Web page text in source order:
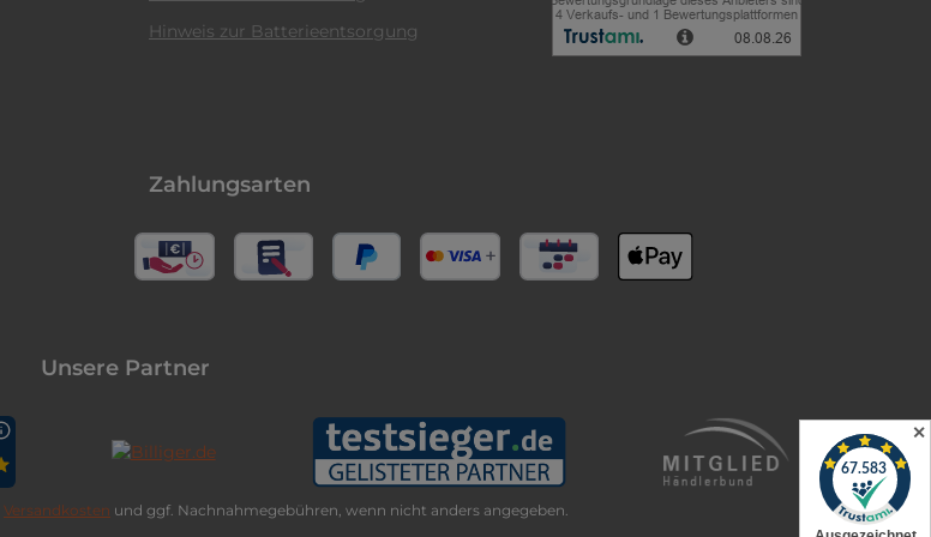
Hinweis zur Batterieentsorgung
Zahlungsarten
Unsere Partner
Versandkosten und ggf. Nachnahmegebühren, wenn nicht anders angegeben.
✕